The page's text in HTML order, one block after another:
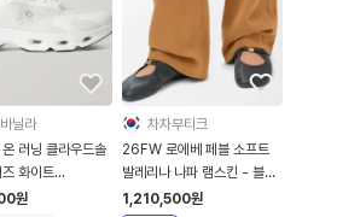
닐라
러닝 클라우드솔
화이트
원
차차부티크
26FW 로에베 페블 소프트
발레리나 나파 램스킨 - 블랙
L815466X46 1100
1,210,500원